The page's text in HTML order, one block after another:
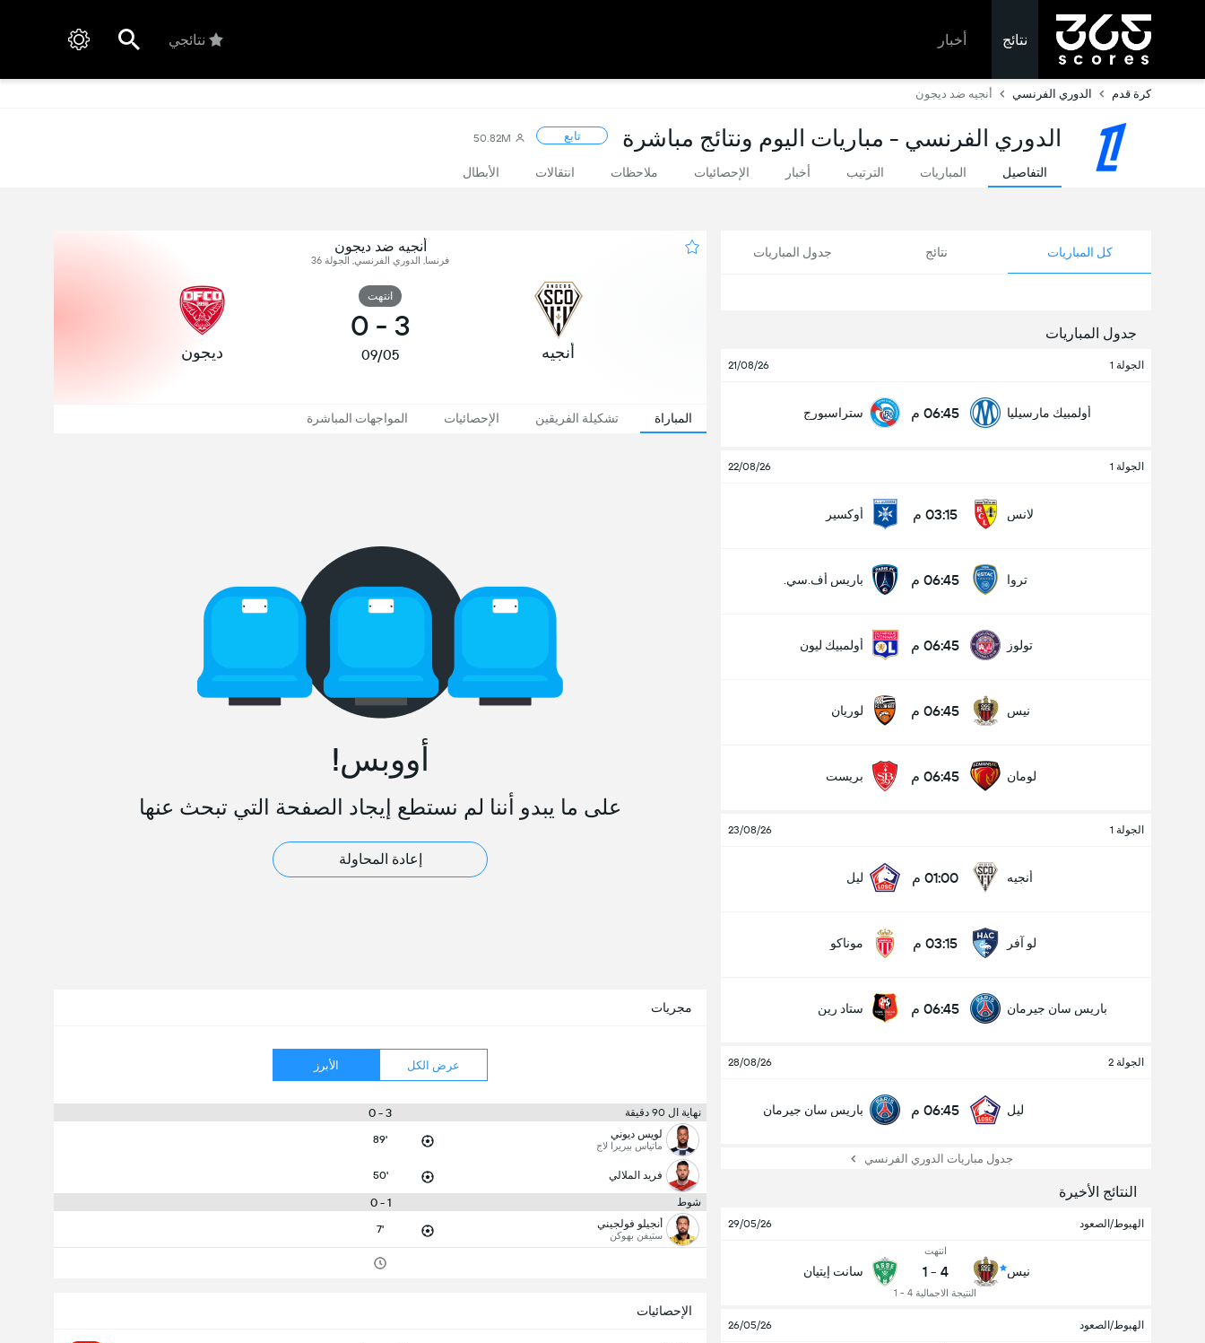
نتائج أخبار نتائجي
كرة قدم الدوري الفرنسي أنجيه ضد ديجون
الدوري الفرنسي - مباريات اليوم ونتائج مباشرة تابع 50.82M
التفاصيل المباريات الترتيب أخبار الإحصائيات ملاحظات انتقالات الأبطال
كل المباريات نتائج جدول المباريات
جدول المباريات
الجولة 1 21/08/26
أولمبيك مارسيليا 06:45 م ستراسبورج
الجولة 1 22/08/26
لانس 03:15 م أوكسير
تروا 06:45 م باريس أف.سي.
تولوز 06:45 م أولمبيك ليون
نيس 06:45 م لوريان
لومان 06:45 م بريست
الجولة 1 23/08/26
أنجيه 01:00 م ليل
لو آفر 03:15 م موناكو
باريس سان جيرمان 06:45 م ستاد رين
الجولة 2 28/08/26
ليل 06:45 م باريس سان جيرمان
جدول مباريات الدوري الفرنسي
النتائج الأخيرة
الهبوط/الصعود 29/05/26
نيس
انتهت
4
-
1
النتيجة الاجمالية 4 - 1
سانت إيتيان
الهبوط/الصعود 26/05/26
أنجيه ضد ديجون
فرنسا, الدوري الفرنسي, الجولة 36
أنجيه
انتهت
3
-
0
09/05 ديجون
المباراة تشكيلة الفريقين الإحصائيات المواجهات المباشرة
مجريات
عرض الكل الأبرز
نهاية ال 90 دقيقة 3 - 0
لويس ديوني
ماتياس بيريرا لاج 89'
فريد الملالي 50'
شوط 1 - 0
أنجيلو فولجيني
ستيفن بهوكن 7'
الإحصائيات
أووبس!
على ما يبدو أننا لم نستطع إيجاد الصفحة التي تبحث عنها
إعادة المحاولة